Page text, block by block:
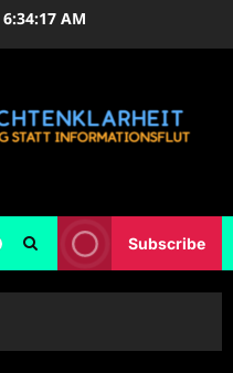
6:34:18 AM
Subscribe